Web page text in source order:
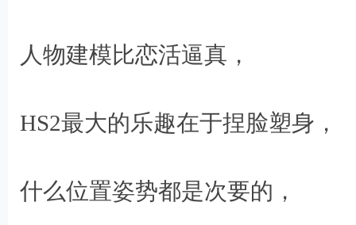
人物建模比恋活逼真，
HS2最大的乐趣在于捏脸塑身，
什么位置姿势都是次要的，